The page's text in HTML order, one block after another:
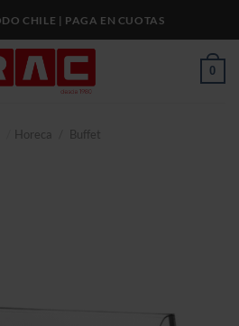
CHILE | PAGA EN CUOTAS
0
Horeca Buffet